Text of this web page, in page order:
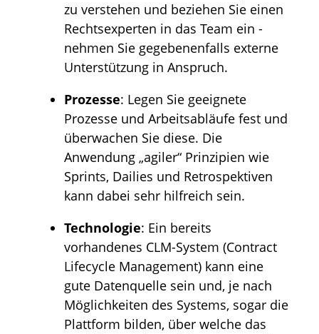
zu verstehen und beziehen Sie einen
Rechtsexperten in das Team ein -
nehmen Sie gegebenenfalls externe
Unterstützung in Anspruch.
Prozesse: Legen Sie geeignete
Prozesse und Arbeitsabläufe fest und
überwachen Sie diese. Die
Anwendung „agiler“ Prinzipien wie
Sprints, Dailies und Retrospektiven
kann dabei sehr hilfreich sein.
Technologie: Ein bereits
vorhandenes CLM-System (Contract
Lifecycle Management) kann eine
gute Datenquelle sein und, je nach
Möglichkeiten des Systems, sogar die
Plattform bilden, über welche das